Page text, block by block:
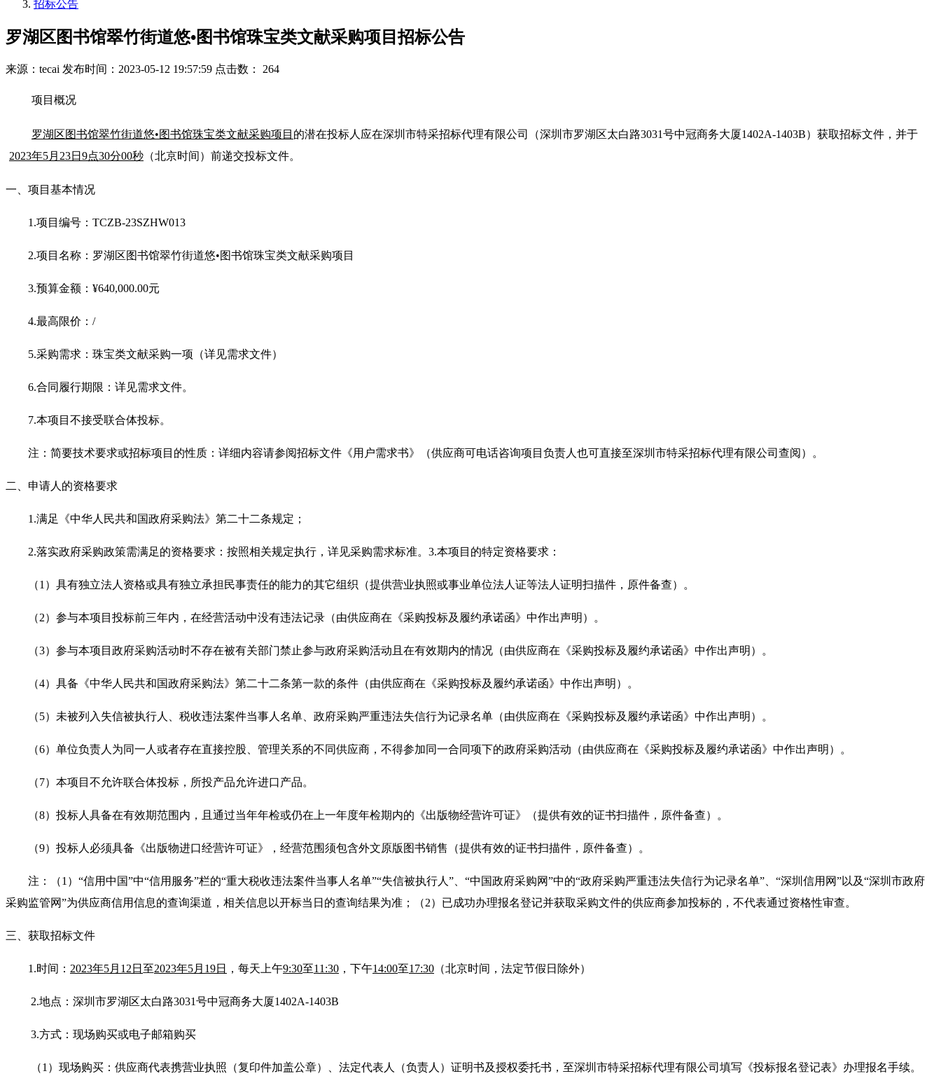
招标公告
罗湖区图书馆翠竹街道悠•图书馆珠宝类文献采购项目招标公告
来源：tecai 发布时间：2023-05-12 19:57:59 点击数： 264
项目概况
罗湖区图书馆翠竹街道悠•图书馆珠宝类文献采购项目 的潜在投标人应在深圳市特采招标代理有限公司（深圳市罗湖区太白路3031号中冠商务大厦1402A-1403B）获取招标文件，并于
2023年5月23日9点30分00秒 （北京时间）前递交投标文件。
一、项目基本情况
1.项目编号：TCZB-23SZHW013
2.项目名称：罗湖区图书馆翠竹街道悠•图书馆珠宝类文献采购项目
3.预算金额： ¥640,000.00元
4.最高限价：/
5.采购需求： 珠宝类文献采购一项（详见需求文件）
6.合同履行期限：详见需求文件。
7.本项目不接受联合体投标。
注：简要技术要求或招标项目的性质：详细内容请参阅招标文件《用户需求书》（供应商可电话咨询项目负责人也可直接至深圳市特采招标代理有限公司查阅）。
二、申请人的资格要求
1.满足《中华人民共和国政府采购法》第二十二条规定；
2.落实政府采购政策需满足的资格要求：按照相关规定执行，详见采购需求标准。3.本项目的特定资格要求：
（1）具有独立法人资格或具有独立承担民事责任的能力的其它组织（提供营业执照或事业单位法人证等法人证明扫描件，原件备查）。
（2）参与本项目投标前三年内，在经营活动中没有违法记录（由供应商在《采购投标及履约承诺函》中作出声明）。
（3）参与本项目政府采购活动时不存在被有关部门禁止参与政府采购活动且在有效期内的情况（由供应商在《采购投标及履约承诺函》中作出声明）。
（4）具备《中华人民共和国政府采购法》第二十二条第一款的条件（由供应商在《采购投标及履约承诺函》中作出声明）。
（5）未被列入失信被执行人、税收违法案件当事人名单、政府采购严重违法失信行为记录名单（由供应商在《采购投标及履约承诺函》中作出声明）。
（6）单位负责人为同一人或者存在直接控股、管理关系的不同供应商，不得参加同一合同项下的政府采购活动（由供应商在《采购投标及履约承诺函》中作出声明）。
（7）本项目不允许联合体投标，所投产品允许进口产品。
（8）投标人具备在有效期范围内，且通过当年年检或仍在上一年度年检期内的《出版物经营许可证》（提供有效的证书扫描件，原件备查）。
（9）投标人必须具备《出版物进口经营许可证》，经营范围须包含外文原版图书销售（提供有效的证书扫描件，原件备查）。
注：（1）“信用中国”中“信用服务”栏的“重大税收违法案件当事人名单”“失信被执行人”、“中国政府采购网”中的“政府采购严重违法失信行为记录名单”、“深圳信用网”以及“深圳市政府
采购监管网”为供应商信用信息的查询渠道，相关信息以开标当日的查询结果为准；（2）已成功办理报名登记并获取采购文件的供应商参加投标的，不代表通过资格性审查。
三、获取招标文件
1.时间： 2023年5月12日 至2023年5月19日 ，每天上午9:30至11:30 ，下午14:00至17:30 （北京时间，法定节假日除外）
2.地点： 深圳市罗湖区太白路3031号中冠商务大厦1402A-1403B
3.方式：现场购买或电子邮箱购买
（1）现场购买：供应商代表携营业执照（复印件加盖公章）、法定代表人（负责人）证明书及授权委托书，至深圳市特采招标代理有限公司填写《投标报名登记表》办理报名手续。